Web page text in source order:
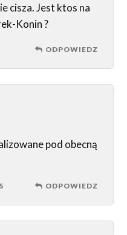
cisza. Jest ktos na
Konin ?
ODPOWIEDZ
pod obecną
ODPOWIEDZ